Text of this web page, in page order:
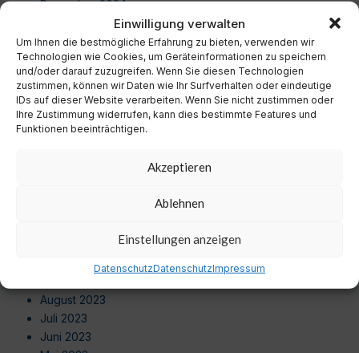
Einwilligung verwalten
Um Ihnen die bestmögliche Erfahrung zu bieten, verwenden wir
Technologien wie Cookies, um Geräteinformationen zu speichern
und/oder darauf zuzugreifen. Wenn Sie diesen Technologien
zustimmen, können wir Daten wie Ihr Surfverhalten oder eindeutige
IDs auf dieser Website verarbeiten. Wenn Sie nicht zustimmen oder
Ihre Zustimmung widerrufen, kann dies bestimmte Features und
Funktionen beeinträchtigen.
Akzeptieren
Ablehnen
Einstellungen anzeigen
DatenschutzDatenschutzImpressum
Dezember 2024
November 2024
Oktober 2024
September 2024
August 2024
Juli 2024
Juni 2024
Mai 2024
November 2023
Oktober 2023
August 2023
Juli 2023
Juni 2023